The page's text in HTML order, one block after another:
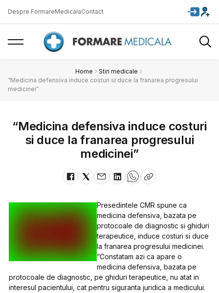
Despre FormareMedicalaContact
Home
Stiri medicale
“Medicina defensiva induce costuri si duce la franarea progresului
medicinei”
“Medicina defensiva induce costuri
si duce la franarea progresului
medicinei”
Presedintele CMR spune ca
medicina defensiva, bazata pe
protocoale de diagnostic si ghiduri
terapeutice, induce costuri si duce
la franarea progresului medicinei.
“Constatam azi ca apare o
medicina defensiva, bazata pe
protocoale de diagnostic, pe ghiduri terapeutice, nu atat in
interesul pacientului, cat pentru siguranta juridica a medicului.